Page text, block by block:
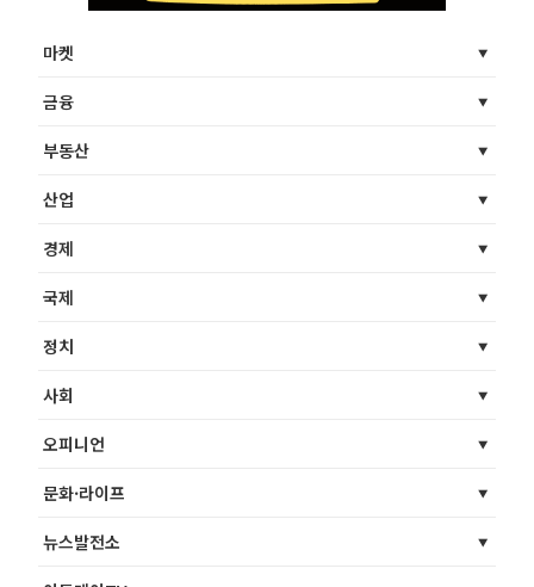
마켓
금융
부동산
산업
경제
국제
정치
사회
오피니언
문화·라이프
뉴스발전소